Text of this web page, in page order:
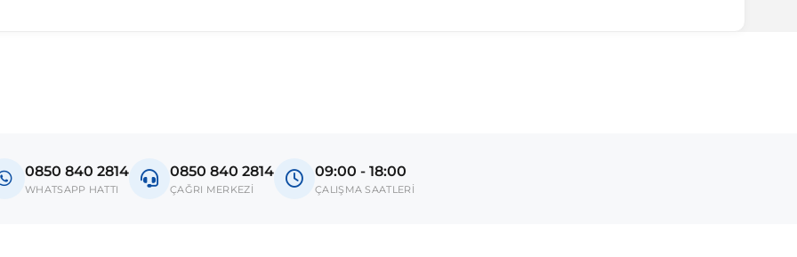
ve kasa tipleri kullanabilmektedir. Sipariş vermeden önce OEM numarası veya şasi numarası ile uyumluluğu kontrol
0850 840 2814
WHATSAPP HATTI
0850 840 2814
ÇAĞRI MERKEZİ
09:00 - 18:00
ÇALIŞMA SAATLERİ